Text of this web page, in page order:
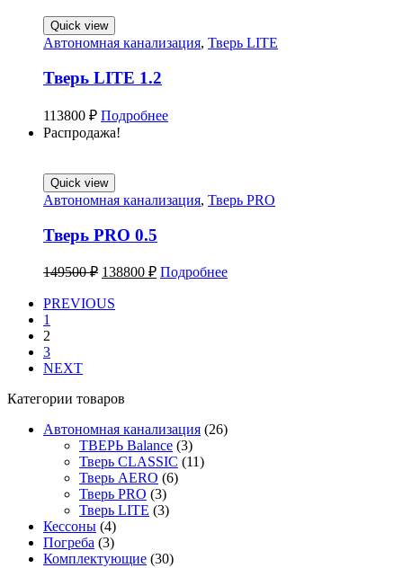
Quick view
Автономная канализация, Тверь LITE
Тверь LITE 1.2
113800 ₽ Подробнее
Распродажа!
Quick view
Автономная канализация, Тверь PRO
Тверь PRO 0.5
149500₽ 138800 ₽ Подробнее
PREVIOUS
1
2
3
NEXT
Категории товаров
Автономная канализация (26)
ТВЕРЬ Balance (3)
Тверь CLASSIC (11)
Тверь AERO (6)
Тверь PRO (3)
Тверь LITE (3)
Кессоны (4)
Погреба (3)
Комплектующие (30)